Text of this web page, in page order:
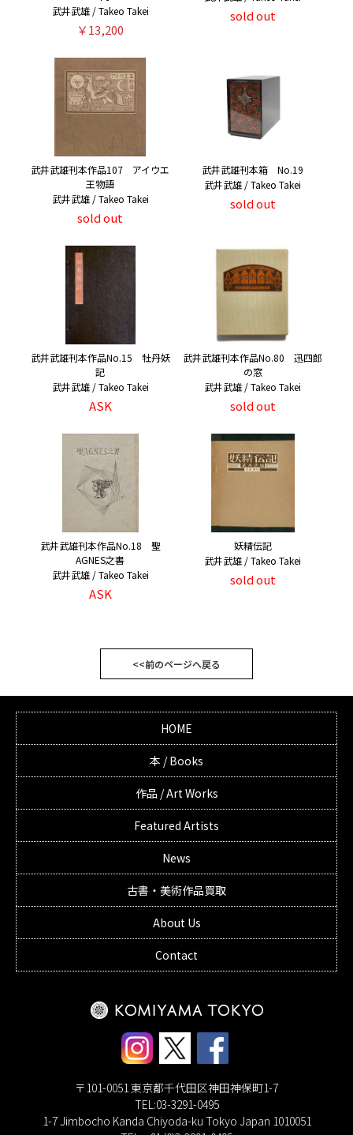
武井武雄 / Takeo Takei
￥13,200
sold out
武井武雄刊本作品107 アイウエ
王物語
武井武雄 / Takeo Takei
sold out
武井武雄刊本箱 No.19
武井武雄 / Takeo Takei
sold out
武井武雄刊本作品No.15 牡丹妖
記
武井武雄 / Takeo Takei
ASK
武井武雄刊本作品No.80 迅四郎
の窓
武井武雄 / Takeo Takei
sold out
武井武雄刊本作品No.18 聖
AGNES之書
武井武雄 / Takeo Takei
ASK
妖精伝記
武井武雄 / Takeo Takei
sold out
<<前のページへ戻る
HOME
本 / Books
作品 / Art Works
Featured Artists
News
古書・美術作品買取
About Us
Contact
〒101-0051 東京都千代田区神田神保町1-7
TEL:03-3291-0495
1-7 Jimbocho Kanda Chiyoda-ku Tokyo Japan 1010051